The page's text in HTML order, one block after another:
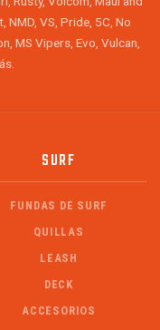
NMD, VS, Pride, 5C, No
MS Vipers, Evo, Vulcan,
SURF
FUNDAS DE SURF
QUILLAS
LEASH
DECK
ACCESORIOS